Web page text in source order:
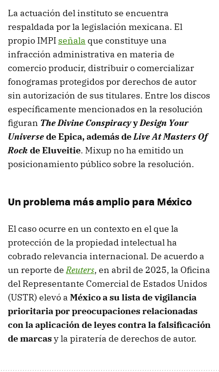
La actuación del instituto se encuentra
respaldada por la legislación mexicana. El
propio IMPI señala que constituye una
infracción administrativa en materia de
comercio producir, distribuir o comercializar
fonogramas protegidos por derechos de autor
sin autorización de sus titulares. Entre los discos
específicamente mencionados en la resolución
figuran The Divine ConspiracyyDesign Your
Universede Epica, además deLive At Masters Of
Rockde Eluveitie. Mixup no ha emitido un
posicionamiento público sobre la resolución.
Un problema más amplio para México
El caso ocurre en un contexto en el que la
protección de la propiedad intelectual ha
cobrado relevancia internacional. De acuerdo a
un reporte deReuters, en abril de 2025, la Oficina
del Representante Comercial de Estados Unidos
(USTR) elevó a México a su lista de vigilancia
prioritaria por preocupaciones relacionadas
con la aplicación de leyes contra la falsificación
de marcasy la piratería de derechos de autor.